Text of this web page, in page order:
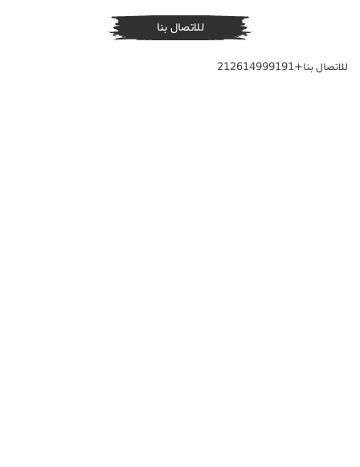
للاتصال بنا
للاتصال بنا+212614999191